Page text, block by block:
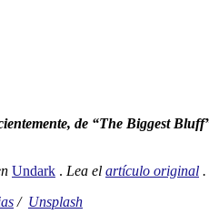
de “The Biggest
Undark . Lea el artículo original .
/ Unsplash